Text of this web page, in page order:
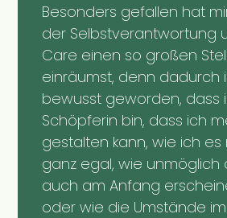
Besonders gefallen hat
der Selbstverantwortung
Care einen so großen
einräumst, denn dadurch
bewusst geworden, dass
Schöpferin bin, dass ich
gestalten kann, wie ich es
ganz egal, wie unmöglich
auch am Anfang
oder wie die Umstände